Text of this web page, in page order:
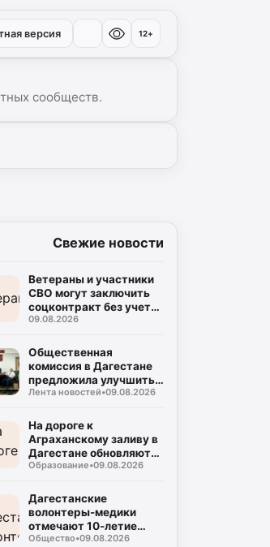
версия 12+
сообществ.
Свежие новости
Ветераны и участники
СВО могут заключить
соцконтракт без учета
дохода
09.08.2026
Общественная
комиссия в Дагестане
предложила улучшить
помощь людям с
Лента новостей•09.08.2026
На дороге к
Аграханскому заливу в
Дагестане обновляют
15 км трассы
Образование•09.08.2026
Дагестанские
волонтеры-медики
отмечают 10-летие
движения
Общество•09.08.2026